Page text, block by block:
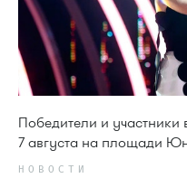
Победители и
7 августа на площади
НОВОСТИ